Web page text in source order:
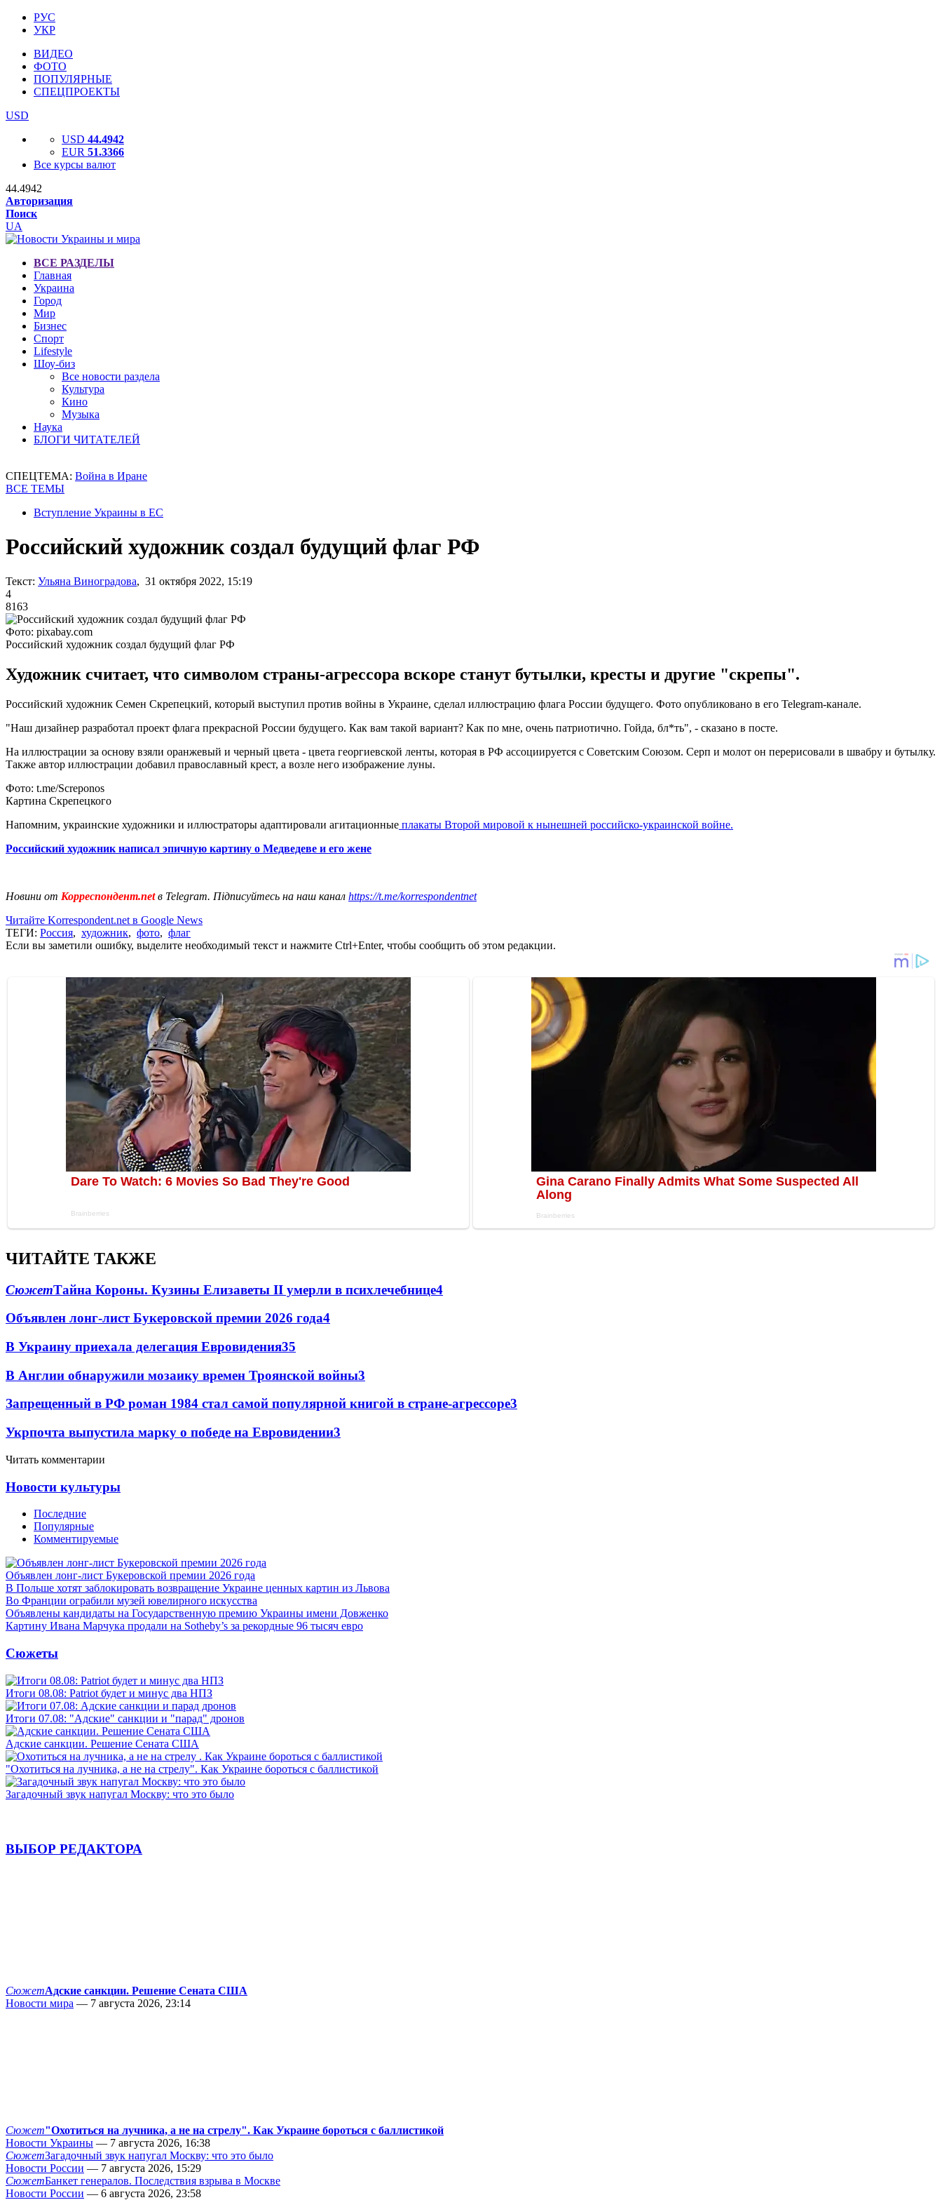
РУС
УКР
ВИДЕО
ФОТО
ПОПУЛЯРНЫЕ
СПЕЦПРОЕКТЫ
USD
USD 44.4942
EUR 51.3366
Все курсы валют
44.4942
Авторизация
Поиск
UA
ВСЕ РАЗДЕЛЫ
Главная
Украина
Город
Мир
Бизнес
Спорт
Lifestyle
Шоу-биз
Все новости раздела
Культура
Кино
Музыка
Наука
БЛОГИ ЧИТАТЕЛЕЙ
СПЕЦТЕМА: Война в Иране
ВСЕ ТЕМЫ
Вступление Украины в ЕС
Российский художник создал будущий флаг РФ
Текст: Ульяна Виноградова, 31 октября 2022, 15:19
4
8163
Фото: pixabay.com
Российский художник создал будущий флаг РФ
Художник считает, что символом страны-агрессора вскоре станут бутылки, кресты и другие "скрепы".
Российский художник Семен Скрепецкий, который выступил против войны в Украине, сделал иллюстрацию флага России будущего. Фото опубликовано в его Telegram-канале.
"Наш дизайнер разработал проект флага прекрасной России будущего. Как вам такой вариант? Как по мне, очень патриотично. Гойда, бл*ть", - сказано в посте.
На иллюстрации за основу взяли оранжевый и черный цвета - цвета георгиевской ленты, которая в РФ ассоциируется с Советским Союзом. Серп и молот он перерисовали в швабру и бутылку.
Также автор иллюстрации добавил православный крест, а возле него изображение луны.
Фото: t.me/Screponos
Картина Скрепецкого
Напомним, украинские художники и иллюстраторы адаптировали агитационные плакаты Второй мировой к нынешней российско-украинской войне.
Российский художник написал эпичную картину о Медведеве и его жене
Новини от Корреспондент.netв Telegram. Підписуйтесь на наш канал https://t.me/korrespondentnet
Читайте Korrespondent.net в Google News
ТЕГИ: Россия, художник, фото, флаг
Если вы заметили ошибку, выделите необходимый текст и нажмите Ctrl+Enter, чтобы сообщить об этом редакции.
ЧИТАЙТЕ ТАКЖЕ
СюжетТайна Короны. Кузины Елизаветы II умерли в психлечебнице4
Объявлен лонг-лист Букеровской премии 2026 года4
В Украину приехала делегация Евровидения35
В Англии обнаружили мозаику времен Троянской войны3
Запрещенный в РФ роман 1984 стал самой популярной книгой в стране-агрессоре3
Укрпочта выпустила марку о победе на Евровидении3
Читать комментарии
Новости культуры
Последние
Популярные
Комментируемые
Объявлен лонг-лист Букеровской премии 2026 года
В Польше хотят заблокировать возвращение Украине ценных картин из Львова
Во Франции ограбили музей ювелирного искусства
Объявлены кандидаты на Государственную премию Украины имени Довженко
Картину Ивана Марчука продали на Sotheby’s за рекордные 96 тысяч евро
Сюжеты
Итоги 08.08: Patriot будет и минус два НПЗ
Итоги 07.08: "Адские" санкции и "парад" дронов
Адские санкции. Решение Сената США
"Охотиться на лучника, а не на стрелу". Как Украине бороться с баллистикой
Загадочный звук напугал Москву: что это было
ВЫБОР РЕДАКТОРА
СюжетАдские санкции. Решение Сената США
Новости мира — 7 августа 2026, 23:14
Сюжет"Охотиться на лучника, а не на стрелу". Как Украине бороться с баллистикой
Новости Украины — 7 августа 2026, 16:38
СюжетЗагадочный звук напугал Москву: что это было
Новости России — 7 августа 2026, 15:29
СюжетБанкет генералов. Последствия взрыва в Москве
Новости России — 6 августа 2026, 23:58